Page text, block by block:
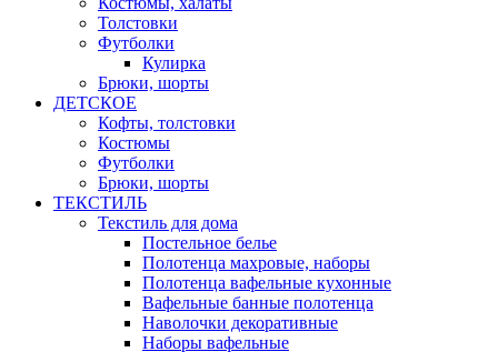
Толстовки
Футболки
Кулирка
Брюки, шорты
ДЕТСКОЕ
Кофты, толстовки
Костюмы
Футболки
Брюки, шорты
ТЕКСТИЛЬ
Текстиль для дома
Постельное белье
Полотенца махровые, наборы
Полотенца вафельные кухонные
Вафельные банные полотенца
Наволочки декоративные
Наборы вафельные